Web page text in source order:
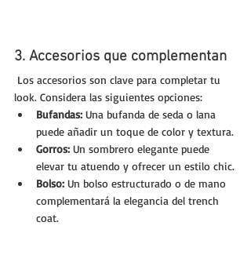
3. Accesorios que complementan
look. Considera las siguientes opciones:
Bufandas: Una bufanda de seda o lana
puede añadir un toque de color y textura.
Gorros: Un sombrero elegante puede
elevar tu atuendo y ofrecer un estilo chic.
Bolso: Un bolso estructurado o de mano
complementará la elegancia del trench
coat.